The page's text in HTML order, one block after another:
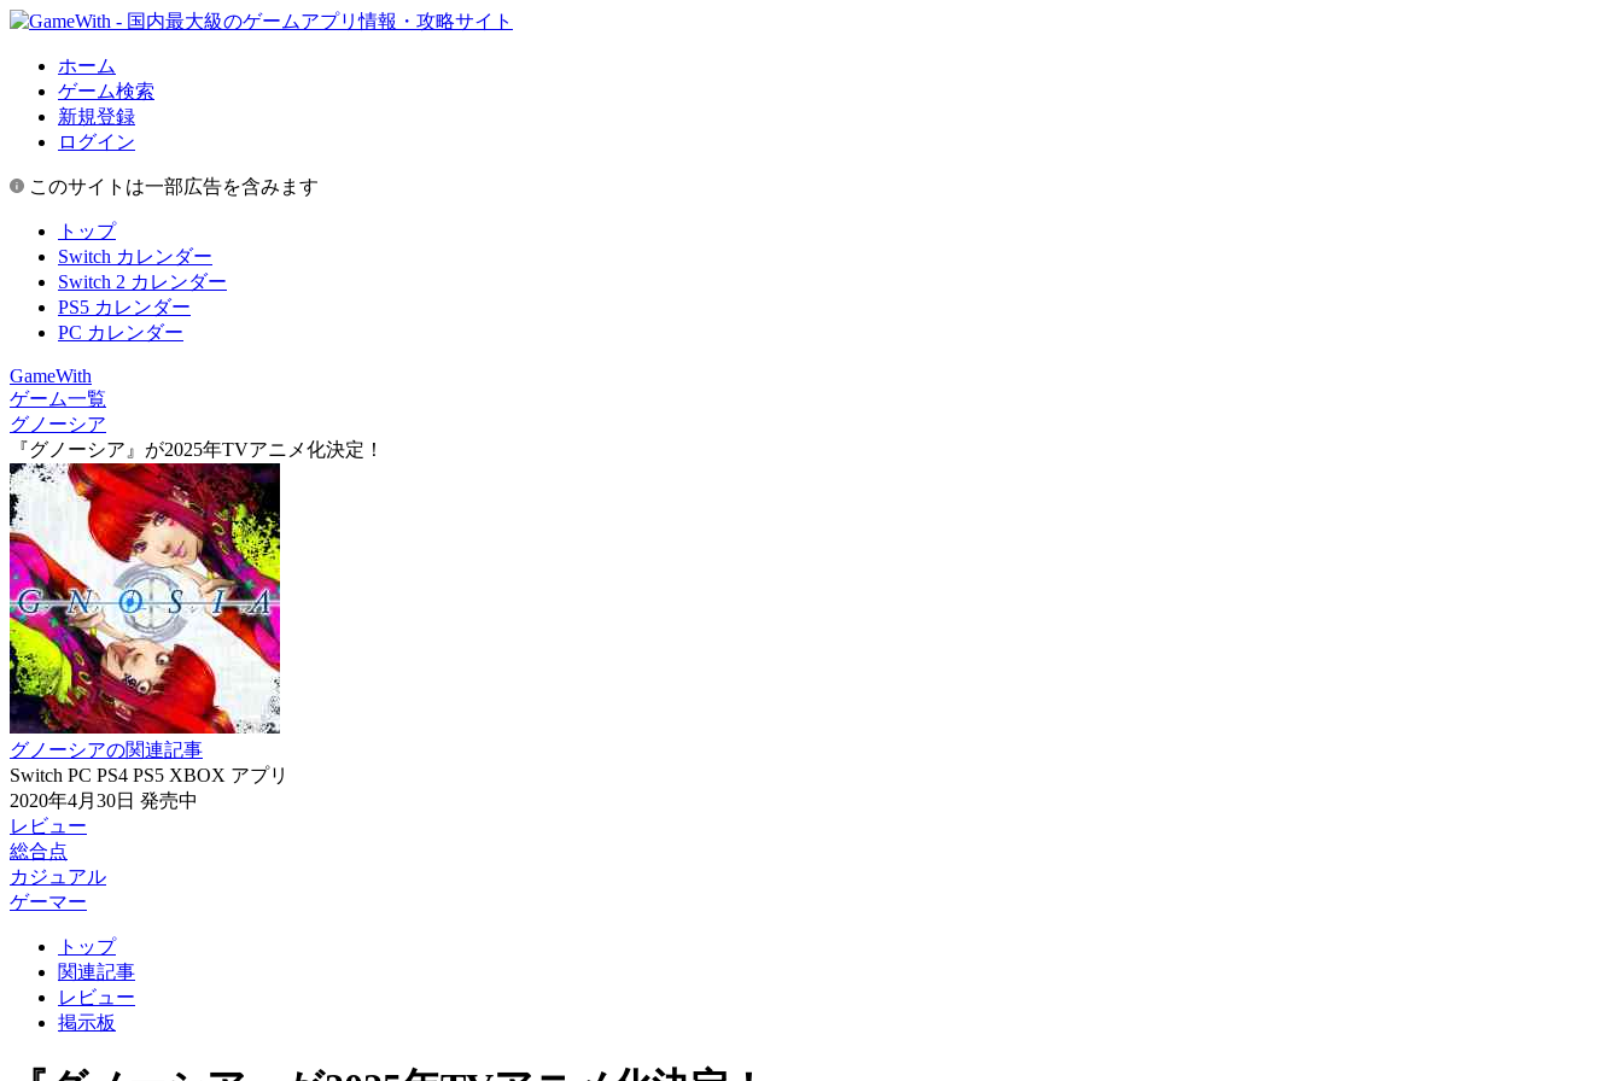
ホーム
ゲーム検索
新規登録
ログイン
このサイトは一部広告を含みます
トップ
Switch カレンダー
Switch 2 カレンダー
PS5 カレンダー
PC カレンダー
GameWith
ゲーム一覧
グノーシア
『グノーシア』が2025年TVアニメ化決定！
グノーシアの関連記事
Switch PC PS4 PS5 XBOX アプリ
2020年4月30日 発売中
レビュー
総合点
カジュアル
ゲーマー
トップ
関連記事
レビュー
掲示板